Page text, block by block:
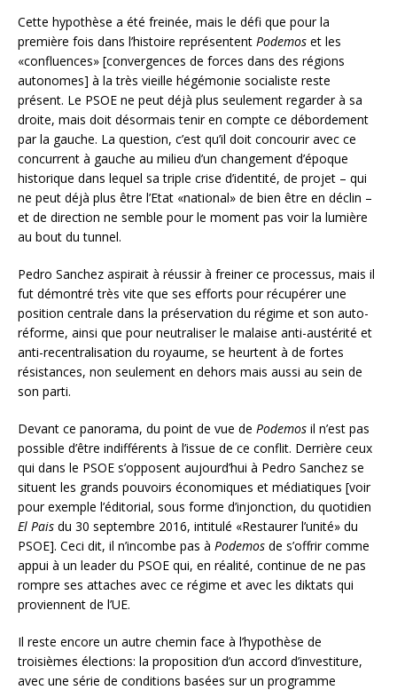
Cette hypothèse a été freinée, mais le défi que pour la
première fois dans l’histoire représentent Podemos et les
«confluences» [convergences de forces dans des régions
autonomes] à la très vieille hégémonie socialiste reste
présent. Le PSOE ne peut déjà plus seulement regarder à sa
droite, mais doit désormais tenir en compte ce débordement
par la gauche. La question, c’est qu’il doit concourir avec ce
concurrent à gauche au milieu d’un changement d’époque
historique dans lequel sa triple crise d’identité, de projet – qui
ne peut déjà plus être l’Etat «national» de bien être en déclin –
et de direction ne semble pour le moment pas voir la lumière
au bout du tunnel.
Pedro Sanchez aspirait à réussir à freiner ce processus, mais il
fut démontré très vite que ses efforts pour récupérer une
position centrale dans la préservation du régime et son auto-
réforme, ainsi que pour neutraliser le malaise anti-austérité et
anti-recentralisation du royaume, se heurtent à de fortes
résistances, non seulement en dehors mais aussi au sein de
son parti.
Devant ce panorama, du point de vue de Podemos il n’est pas
possible d’être indifférents à l’issue de ce conflit. Derrière ceux
qui dans le PSOE s’opposent aujourd’hui à Pedro Sanchez se
situent les grands pouvoirs économiques et médiatiques [voir
pour exemple l’éditorial, sous forme d’injonction, du quotidien
El Pais du 30 septembre 2016, intitulé «Restaurer l’unité» du
PSOE]. Ceci dit, il n’incombe pas à Podemos de s’offrir comme
appui à un leader du PSOE qui, en réalité, continue de ne pas
rompre ses attaches avec ce régime et avec les diktats qui
proviennent de l’UE.
Il reste encore un autre chemin face à l’hypothèse de
troisièmes élections: la proposition d’un accord d’investiture,
avec une série de conditions basées sur un programme